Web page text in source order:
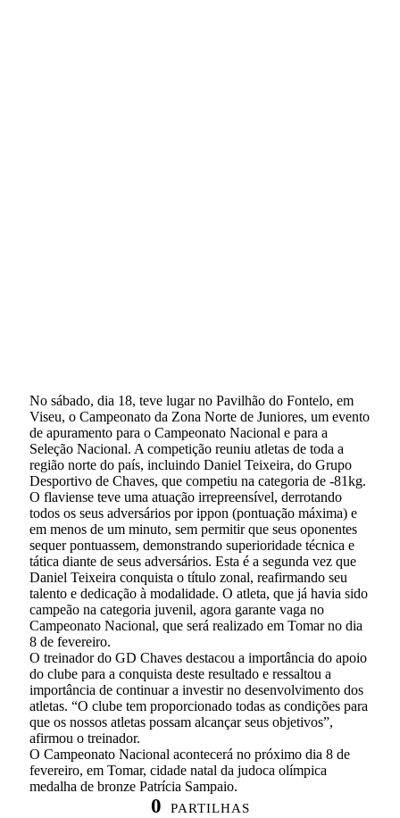
No sábado, dia 18, teve lugar no Pavilhão do Fontelo, em
Viseu, o Campeonato da Zona Norte de Juniores, um evento
de apuramento para o Campeonato Nacional e para a
Seleção Nacional. A competição reuniu atletas de toda a
região norte do país, incluindo Daniel Teixeira, do Grupo
Desportivo de Chaves, que competiu na categoria de -81kg.
O flaviense teve uma atuação irrepreensível, derrotando
todos os seus adversários por ippon (pontuação máxima) e
em menos de um minuto, sem permitir que seus oponentes
sequer pontuassem, demonstrando superioridade técnica e
tática diante de seus adversários. Esta é a segunda vez que
Daniel Teixeira conquista o título zonal, reafirmando seu
talento e dedicação à modalidade. O atleta, que já havia sido
campeão na categoria juvenil, agora garante vaga no
Campeonato Nacional, que será realizado em Tomar no dia
8 de fevereiro.
O treinador do GD Chaves destacou a importância do apoio
do clube para a conquista deste resultado e ressaltou a
importância de continuar a investir no desenvolvimento dos
atletas. “O clube tem proporcionado todas as condições para
que os nossos atletas possam alcançar seus objetivos”,
afirmou o treinador.
O Campeonato Nacional acontecerá no próximo dia 8 de
fevereiro, em Tomar, cidade natal da judoca olímpica
medalha de bronze Patrícia Sampaio.
0 PARTILHAS